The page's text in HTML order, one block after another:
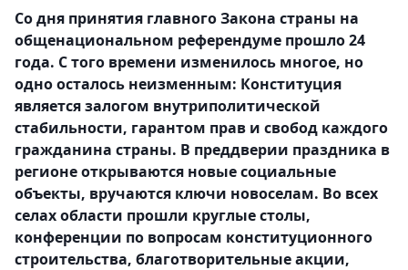
Со дня принятия главного Закона страны на
общенациональном референдуме прошло 24
года. С того времени изменилось многое, но
одно осталось неизменным: Конституция
является залогом внутриполитической
стабильности, гарантом прав и свобод каждого
гражданина страны. В преддверии праздника в
регионе открываются новые социальные
объекты, вручаются ключи новоселам. Во всех
селах области прошли круглые столы,
конференции по вопросам конституционного
строительства, благотворительные акции,